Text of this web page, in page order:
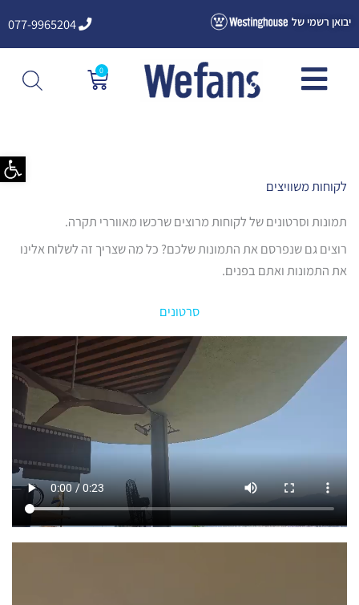
פתח
לתוכן
יבואן רשמי של 077-9965204
0
עגלת
לקוחות משוויצים​
תמונות וסרטונים של לקוחות מרוצים שרכשו מאווררי תקרה.
רוצים גם שנפרסם את התמונות שלכם? כל מה שצריך זה לשלוח אלינו
את התמונות ואתם בפנים.
סרטונים